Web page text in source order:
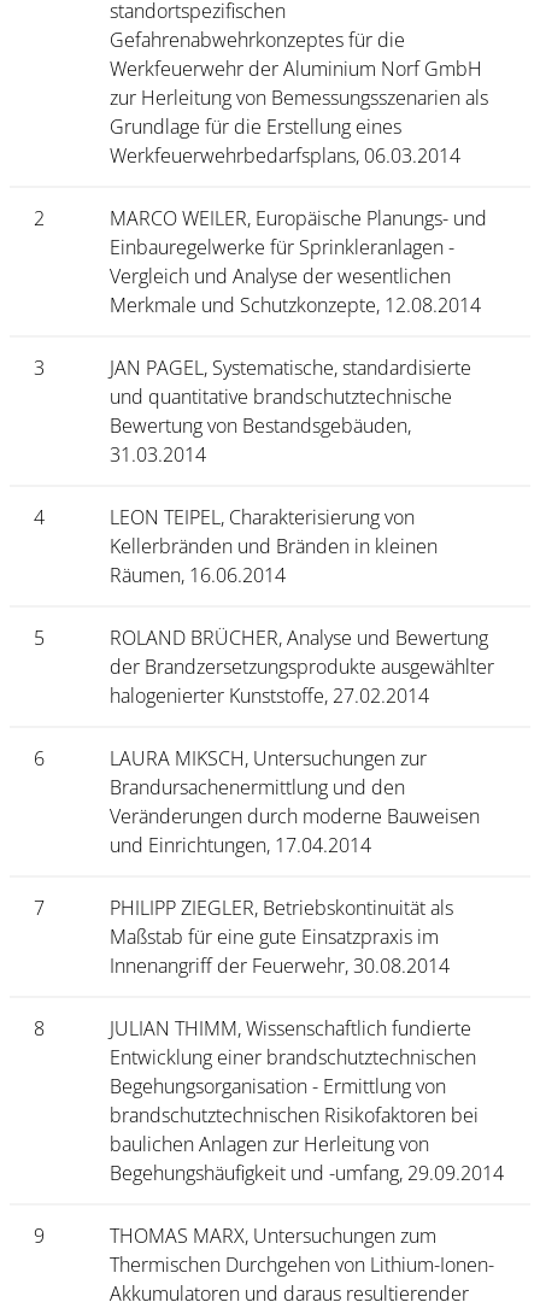
standortspezifischen
Gefahrenabwehrkonzeptes für die
Werkfeuerwehr der Aluminium Norf GmbH
zur Herleitung von Bemessungsszenarien als
Grundlage für die Erstellung eines
Werkfeuerwehrbedarfsplans, 06.03.2014
2
MARCO WEILER, Europäische Planungs- und
Einbauregelwerke für Sprinkleranlagen -
Vergleich und Analyse der wesentlichen
Merkmale und Schutzkonzepte, 12.08.2014
3
JAN PAGEL, Systematische, standardisierte
und quantitative brandschutztechnische
Bewertung von Bestandsgebäuden,
31.03.2014
4
LEON TEIPEL, Charakterisierung von
Kellerbränden und Bränden in kleinen
Räumen, 16.06.2014
5
ROLAND BRÜCHER, Analyse und Bewertung
der Brandzersetzungsprodukte ausgewählter
halogenierter Kunststoffe, 27.02.2014
6
LAURA MIKSCH, Untersuchungen zur
Brandursachenermittlung und den
Veränderungen durch moderne Bauweisen
und Einrichtungen, 17.04.2014
7
PHILIPP ZIEGLER, Betriebskontinuität als
Maßstab für eine gute Einsatzpraxis im
Innenangriff der Feuerwehr, 30.08.2014
8
JULIAN THIMM, Wissenschaftlich fundierte
Entwicklung einer brandschutztechnischen
Begehungsorganisation - Ermittlung von
brandschutztechnischen Risikofaktoren bei
baulichen Anlagen zur Herleitung von
Begehungshäufigkeit und -umfang, 29.09.2014
9
THOMAS MARX, Untersuchungen zum
Thermischen Durchgehen von Lithium-Ionen-
Akkumulatoren und daraus resultierender